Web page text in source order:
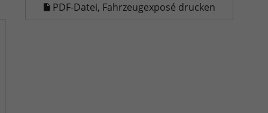
PDF-Datei, Fahrzeugexposé drucken